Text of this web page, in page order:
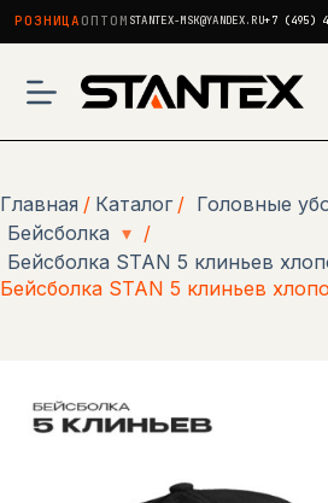
РОЗНИЦА ОПТОМ STANTEX-MSK@YANDEX.RU+7 (495)
сути
Главная / Каталог / Головные
Бейсболка ▾ /
Бейсболка STAN 5 клиньев
Бейсболка STAN 5 клиньев